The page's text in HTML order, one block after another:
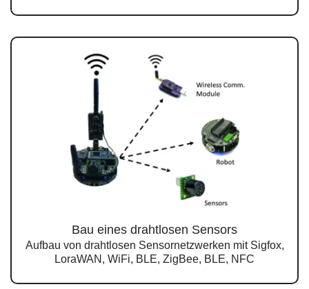
Bau eines drahtlosen Sensors
Aufbau von drahtlosen Sensornetzwerken mit Sigfox,
LoraWAN, WiFi, BLE, ZigBee, BLE, NFC